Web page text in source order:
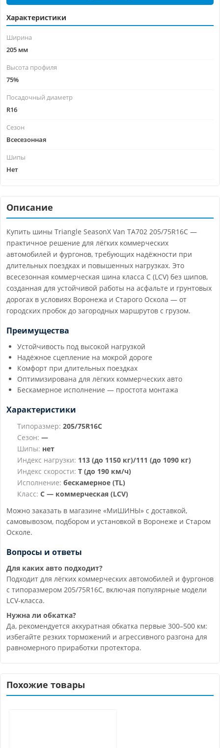
Характеристики
Ширина
205 мм
Высота профиля
75%
Посадочный диаметр
R16
Сезон
Всесезонная
Шипы
Нет
Описание
Купить шины Triangle SeasonX Van TA702 205/75R16C —
практичное решение для лёгких коммерческих
автомобилей и фургонов, требующих надёжности при
длительных поездках и повышенных нагрузках. Это
всесезонная коммерческая шина класса C (LCV) без шипов,
созданная для устойчивой работы на асфальте и грунтовых
дорогах в условиях Воронежа и Старого Оскола — от
городских пробок до загородных маршрутов с грузом.
Преимущества
Устойчивость под высокой нагрузкой
Надёжное сцепление на мокрой дороге
Комфорт при длительных поездках
Оптимизирована для лёгких коммерческих авто
Бескамерное исполнение — простота монтажа
Характеристики
Типоразмер: 205/75R16C
Сезон: —
Шипы: нет
Индекс нагрузки: 113 (до 1150 кг)/111 (до 1090 кг)
Индекс скорости: T (до 190 км/ч)
Исполнение: бескамерное (TL)
Класс: C — коммерческая (LCV)
Можно заказать в магазине «МиШИНЫ» с доставкой,
самовывозом, подбором и установкой в Воронеже и Старом
Осколе.
Вопросы и ответы
Для каких авто подходит?
Подходит для лёгких коммерческих автомобилей и фургонов
с типоразмером 205/75R16C, включая популярные модели
LCV-класса.
Нужна ли обкатка?
Да, рекомендуется аккуратная обкатка первые 300–500 км:
избегайте резких торможений и агрессивного разгона для
равномерного приработки протектора.
Похожие товары